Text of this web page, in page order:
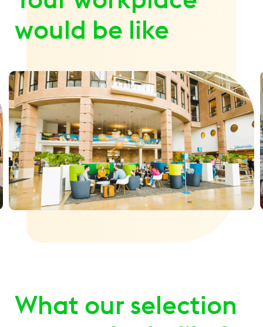
gives me great
satisfaction."
would be like
What our selection